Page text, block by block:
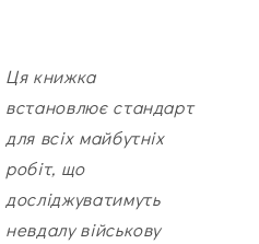
Ця книжка
встановлює стандарт
для всіх майбутніх
робіт, що
досліджуватимуть
невдалу військову